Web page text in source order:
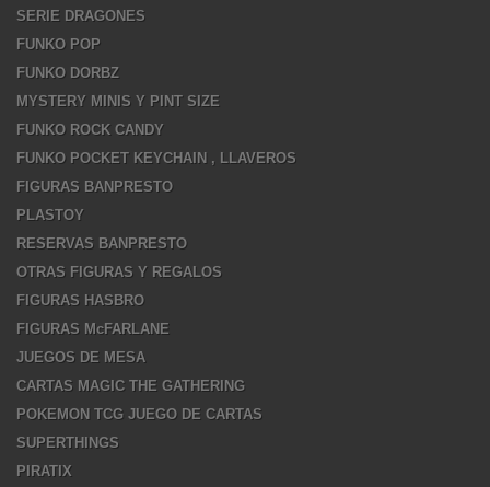
SERIE DRAGONES
FUNKO POP
FUNKO DORBZ
MYSTERY MINIS Y PINT SIZE
FUNKO ROCK CANDY
FUNKO POCKET KEYCHAIN , LLAVEROS
FIGURAS BANPRESTO
PLASTOY
RESERVAS BANPRESTO
OTRAS FIGURAS Y REGALOS
FIGURAS HASBRO
FIGURAS McFARLANE
JUEGOS DE MESA
CARTAS MAGIC THE GATHERING
POKEMON TCG JUEGO DE CARTAS
SUPERTHINGS
PIRATIX